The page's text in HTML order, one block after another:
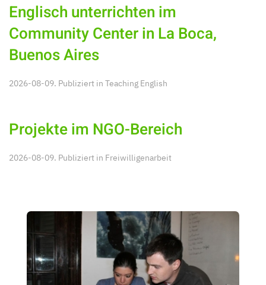
Englisch unterrichten im
Community Center in La Boca,
Buenos Aires
2026-08-09. Publiziert in Teaching English
Projekte im NGO-Bereich
2026-08-09. Publiziert in Freiwilligenarbeit